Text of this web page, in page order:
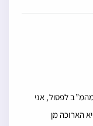
לפסול, אני
הארוכה מן